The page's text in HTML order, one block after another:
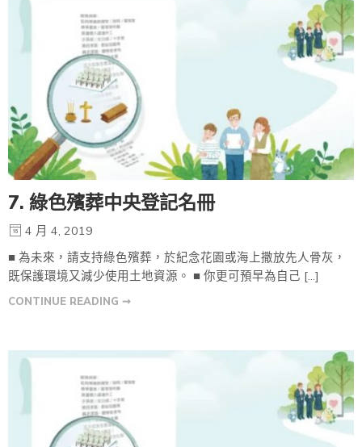
7. 綠色殯葬中央登記名冊
4 月 4, 2019
■ 為未來，請支持綠色殯葬，於紀念花園或海上撒放先人骨灰，
既保護環境又減少使用土地資源。 ■ 你更可預早為自己 […]
CONTINUE READING ➞